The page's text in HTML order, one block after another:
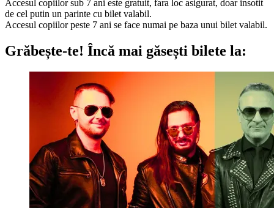
Accesul copiilor sub 7 ani este gratuit, fara loc asigurat, doar insotit
de cel putin un parinte cu bilet valabil.
Accesul copiilor peste 7 ani se face numai pe baza unui bilet valabil.
Grăbește-te! Încă mai găsești bilete la: